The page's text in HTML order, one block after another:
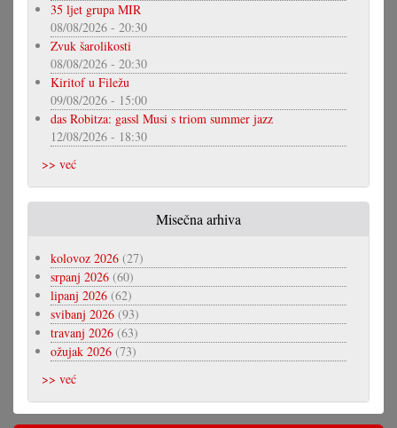
35 ljet grupa MIR
08/08/2026 - 20:30
Zvuk šarolikosti
08/08/2026 - 20:30
Kiritof u Filežu
09/08/2026 - 15:00
das Robitza: gassl Musi s triom summer jazz
12/08/2026 - 18:30
>> već
Misečna arhiva
kolovoz 2026 (27)
srpanj 2026 (60)
lipanj 2026 (62)
svibanj 2026 (93)
travanj 2026 (63)
ožujak 2026 (73)
>> već